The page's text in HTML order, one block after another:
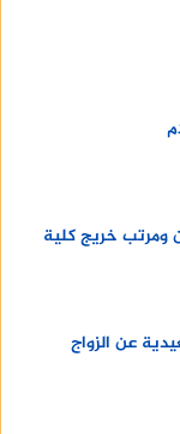
ومرتب خريج كلية
عن الزواج